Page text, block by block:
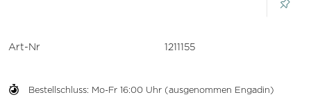
Bestellschluss: Mo-Fr 16:00 Uhr (ausgenommen Engadin)
Art-Nr 1211155